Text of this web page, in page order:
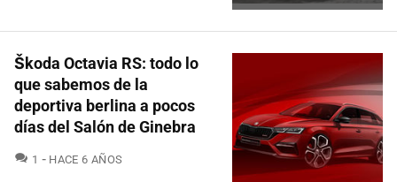
Škoda Octavia RS: todo lo
que sabemos de la
deportiva berlina a pocos
días del Salón de Ginebra
1 COMENTARIOS
HACE 6 AÑOS